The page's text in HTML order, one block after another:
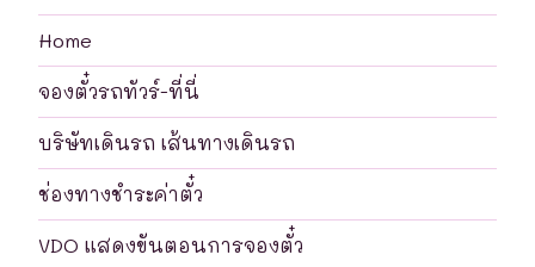
Home
จองตั๋วรถทัวร์-ที่นี่
บริษัทเดินรถ เส้นทางเดินรถ
ช่องทางชำระค่าตั๋ว
VDO แสดงขันตอนการจองตั๋ว